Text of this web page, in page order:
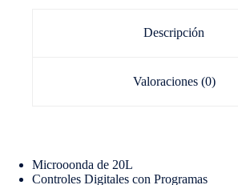
Descripción
Valoraciones (0)
Microoonda de 20L
Controles Digitales con Programas